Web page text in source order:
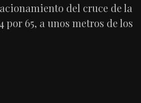
del cruce de la
por 65, a unos metros de los